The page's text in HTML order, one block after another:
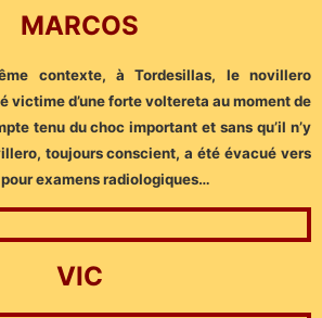
MARCOS
contexte, à Tordesillas, le novillero
victime d’une forte voltereta au moment de
tenu du choc important et sans qu’il n’y
toujours conscient, a été évacué vers
examens radiologiques…
VIC